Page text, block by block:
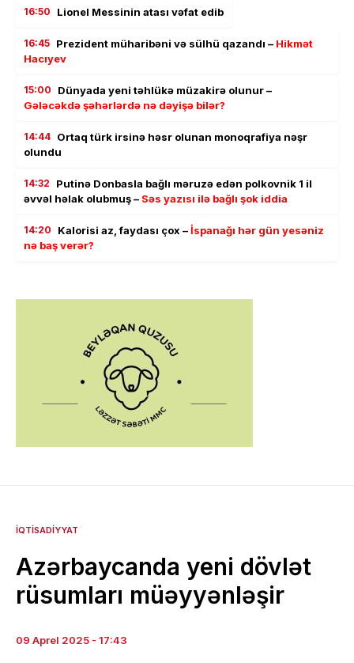
16:50 Lionel Messinin atası vəfat edib
16:45 Prezident müharibəni və sülhü qazandı – Hikmət
Hacıyev
15:00
Dünyada yeni təhlükə müzakirə olunur –
Gələcəkdə şəhərlərdə nə dəyişə bilər?
14:44 Ortaq türk irsinə həsr olunan monoqrafiya nəşr
olundu
14:32
Putinə Donbasla bağlı məruzə edən polkovnik 1 il
əvvəl həlak olubmuş – Səs yazısı ilə bağlı şok iddia
14:20 Kalorisi az, faydası çox –İspanağı hər gün yesəniz
nə baş verər?
İQTISADIYYAT
Azərbaycanda yeni dövlət
rüsumları müəyyənləşir
09 Aprel 2025 - 17:43